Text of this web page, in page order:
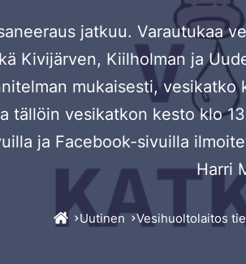
jatkuu. Varautukaa
Kivijärven, Kiilholman ja
mukaisesti, vesikatko
tällöin vesikatkon kesto klo
ja Facebook-sivuilla
Harri
Uutinen Vesihuoltolaitos